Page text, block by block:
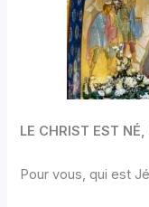
LE CHRIST EST
Pour vous, qui est